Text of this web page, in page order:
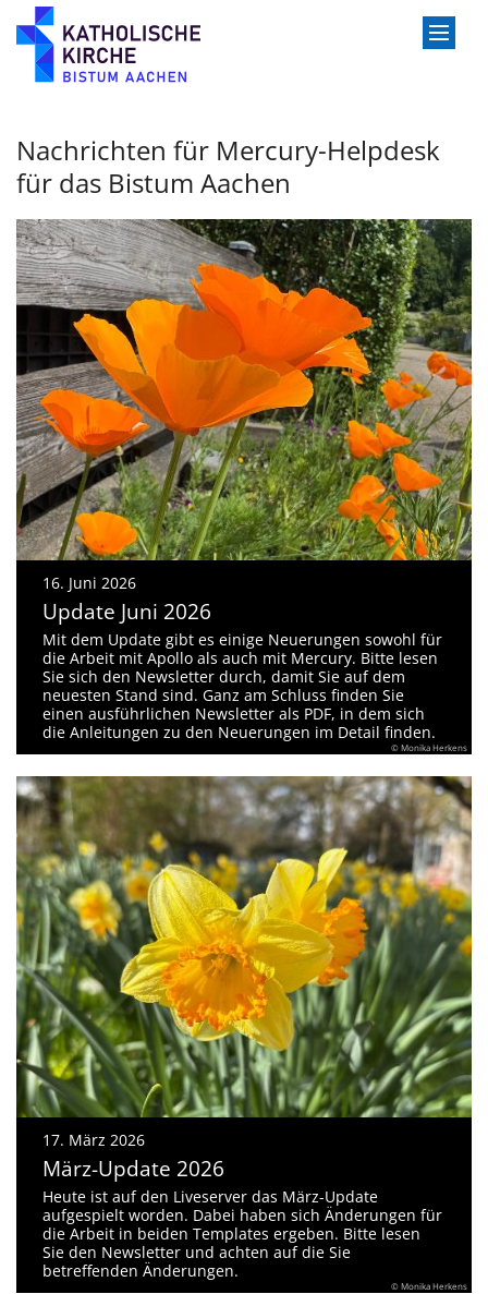
Zum Inhalt springen
Nachrichten für Mercury-Helpdesk
für das Bistum Aachen
16. Juni 2026
Update Juni 2026
Mit dem Update gibt es einige Neuerungen sowohl für
die Arbeit mit Apollo als auch mit Mercury. Bitte lesen
Sie sich den Newsletter durch, damit Sie auf dem
neuesten Stand sind. Ganz am Schluss finden Sie
einen ausführlichen Newsletter als PDF, in dem sich
die Anleitungen zu den Neuerungen im Detail finden.
© Monika Herkens
17. März 2026
März-Update 2026
Heute ist auf den Liveserver das März-Update
aufgespielt worden. Dabei haben sich Änderungen für
die Arbeit in beiden Templates ergeben. Bitte lesen
Sie den Newsletter und achten auf die Sie
betreffenden Änderungen.
© Monika Herkens